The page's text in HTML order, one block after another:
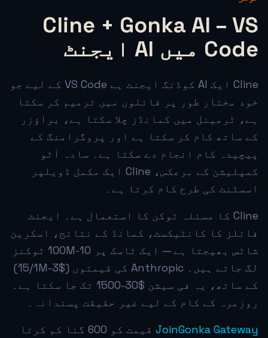
Cline + Gonka AI – VS
Code میں AI ایجنٹ
Cline ایک AI کوڈنگ ایجنٹ ہے VS Code کے لیے جو
خود مختار طور پر فائلوں میں ترمیم کر سکتا
ہے، ٹرمینل میں کمانڈز چلا سکتا ہے، براؤزر
کے ساتھ کام کر سکتا ہے اور پروگرامنگ کے
پیچیدہ کام انجام دے سکتا ہے۔ سادہ آٹو
کمپلیشن کے برعکس، Cline ایک مکمل ڈویلپر
اسسٹنٹ کی طرح کام کرتا ہے۔
Cline کا مسئلہ ٹوکن کا استعمال ہے۔ ایجنٹ
فائلز کا کانٹیکسٹ، کمانڈ کے نتائج، اسکرین
شاٹس بھیجتا ہے — ایک ٹاسک پر 10-100M ٹوکنز
لگ جاتے ہیں۔ Anthropic کی قیمتوں ($3-15/1M)
کے ساتھ، یہ فی سیشن $30-1500 تک جا سکتا ہے۔
روزمرہ کے کام کے لیے غیر حقیقت پسندانہ۔
JoinGonka Gateway
قیمت کو 600 گنا کم کرتا